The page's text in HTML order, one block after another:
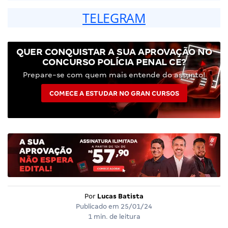
TELEGRAM
QUER CONQUISTAR A SUA APROVAÇÃO NO
CONCURSO POLÍCIA PENAL CE?
Prepare-se com quem mais entende do assunto!
COMECE A ESTUDAR NO GRAN CURSOS
Por Lucas Batista
Publicado em 25/01/24
1 min. de leitura